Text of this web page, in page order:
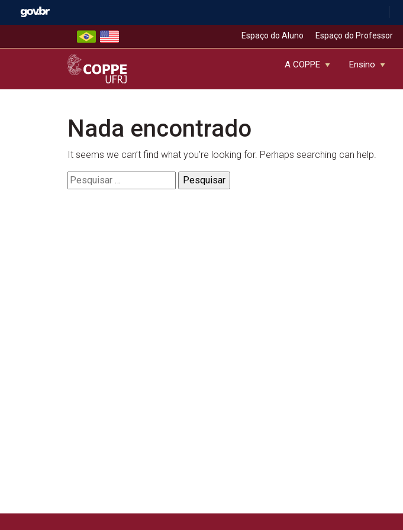
Espaço do Aluno Espaço do Professor
COPPE – UFRJ
A COPPE Ensino
Nada encontrado
It seems we can’t find what you’re looking for. Perhaps searching can help.
Pesquisar
por: